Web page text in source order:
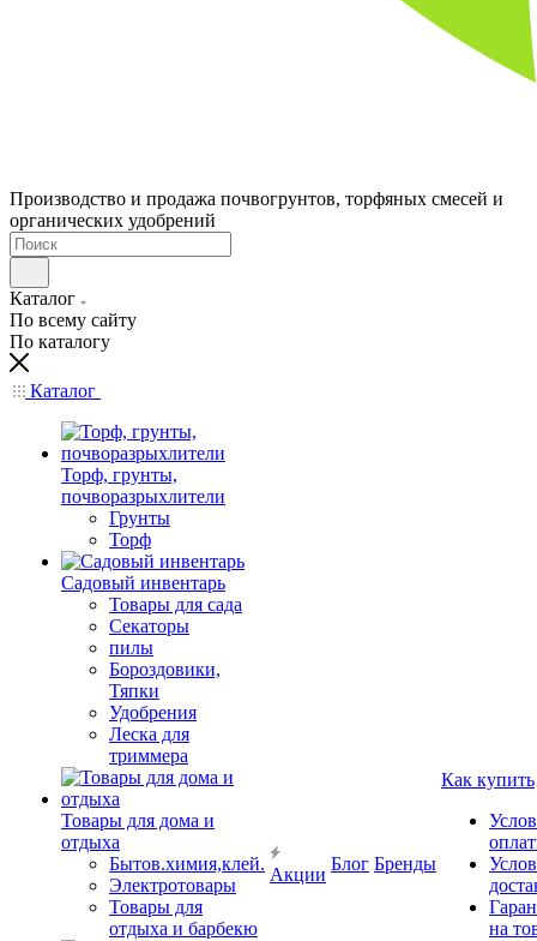
Производство и продажа почвогрунтов, торфяных смесей и
органических удобрений
Каталог
По всему сайту
По каталогу
Каталог
Торф, грунты,
почворазрыхлители
Грунты
Торф
Садовый инвентарь
Товары для сада
Секаторы
пилы
Бороздовики,
Тяпки
Удобрения
Леска для
триммера
Товары для дома и
отдыха
Бытов.химия,клей.
Электротовары
Товары для
отдыха и барбекю
Акции
Блог Бренды
Как купить
на